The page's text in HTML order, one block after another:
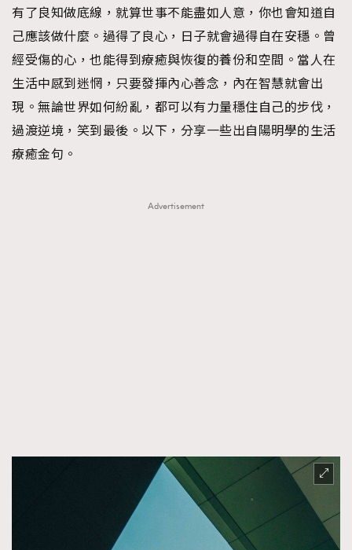
有了良知做底線，就算世事不能盡如人意，你也會知道自
己應該做什麼。過得了良心，日子就會過得自在安穩。曾
經受傷的心，也能得到療癒與恢復的養份和空間。當人在
生活中感到迷惘，只要發揮內心善念，內在智慧就會出
現。無論世界如何紛亂，都可以有力量穩住自己的步伐，
過渡逆境，笑到最後。以下，分享一些出自陽明學的生活
療癒金句。
Advertisement